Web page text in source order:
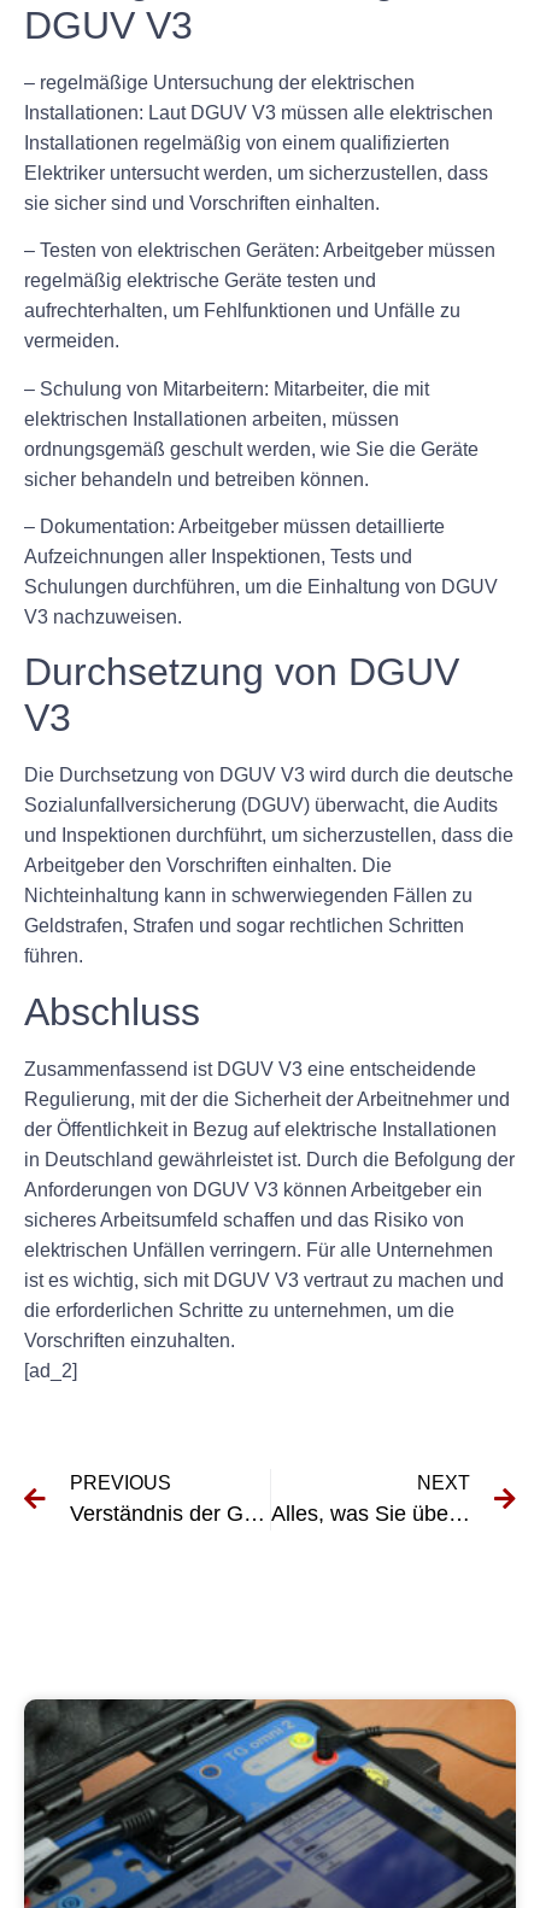
DGUV V3
– regelmäßige Untersuchung der elektrischen
Installationen: Laut DGUV V3 müssen alle elektrischen
Installationen regelmäßig von einem qualifizierten
Elektriker untersucht werden, um sicherzustellen, dass
sie sicher sind und Vorschriften einhalten.
– Testen von elektrischen Geräten: Arbeitgeber müssen
regelmäßig elektrische Geräte testen und
aufrechterhalten, um Fehlfunktionen und Unfälle zu
vermeiden.
– Schulung von Mitarbeitern: Mitarbeiter, die mit
elektrischen Installationen arbeiten, müssen
ordnungsgemäß geschult werden, wie Sie die Geräte
sicher behandeln und betreiben können.
– Dokumentation: Arbeitgeber müssen detaillierte
Aufzeichnungen aller Inspektionen, Tests und
Schulungen durchführen, um die Einhaltung von DGUV
V3 nachzuweisen.
Durchsetzung von DGUV
V3
Die Durchsetzung von DGUV V3 wird durch die deutsche
Sozialunfallversicherung (DGUV) überwacht, die Audits
und Inspektionen durchführt, um sicherzustellen, dass die
Arbeitgeber den Vorschriften einhalten. Die
Nichteinhaltung kann in schwerwiegenden Fällen zu
Geldstrafen, Strafen und sogar rechtlichen Schritten
führen.
Abschluss
Zusammenfassend ist DGUV V3 eine entscheidende
Regulierung, mit der die Sicherheit der Arbeitnehmer und
der Öffentlichkeit in Bezug auf elektrische Installationen
in Deutschland gewährleistet ist. Durch die Befolgung der
Anforderungen von DGUV V3 können Arbeitgeber ein
sicheres Arbeitsumfeld schaffen und das Risiko von
elektrischen Unfällen verringern. Für alle Unternehmen
ist es wichtig, sich mit DGUV V3 vertraut zu machen und
die erforderlichen Schritte zu unternehmen, um die
Vorschriften einzuhalten.
[ad_2]
PREVIOUS
Verständnis der Grundlagen von BGV A3: Was Arbeitgeber wissen müssen
NEXT
Alles, was Sie über DGUV 3 Meutung wissen müssen